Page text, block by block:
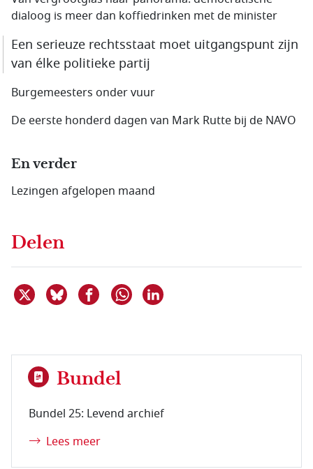
dialoog is meer dan koffiedrinken met de minister
Een serieuze rechtsstaat moet uitgangspunt zijn
van élke politieke partij
Burgemeesters onder vuur
De eerste honderd dagen van Mark Rutte bij de NAVO
En verder
Lezingen afgelopen maand
Delen
Deel dit item op X
Deel dit item op Bluesky
Deel dit item op Facebook
Delen via WhatsApp
Bundel
Bundel 25: Levend archief
Lees meer